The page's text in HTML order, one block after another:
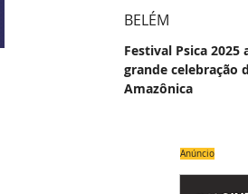
BELÉM
Festival Psica 2025
grande celebração
Amazônica
Anúncio